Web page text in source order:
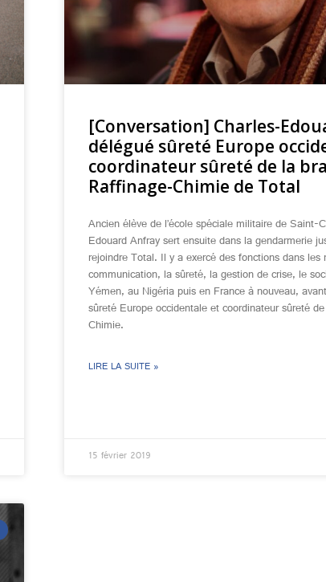
[Conversation] Charles-
délégué sûreté Europe
coordinateur sûreté de la
Raffinage-Chimie de Total
Ancien élève de l’école spéciale militaire de
Edouard Anfray sert ensuite dans la gendarmerie
rejoindre Total. Il y a exercé des fonctions dans
communication, la sûreté, la gestion de crise, le
Yémen, au Nigéria puis en France à nouveau,
sûreté Europe occidentale et coordinateur sûreté
Chimie.
LIRE LA SUITE »
15 février 2019